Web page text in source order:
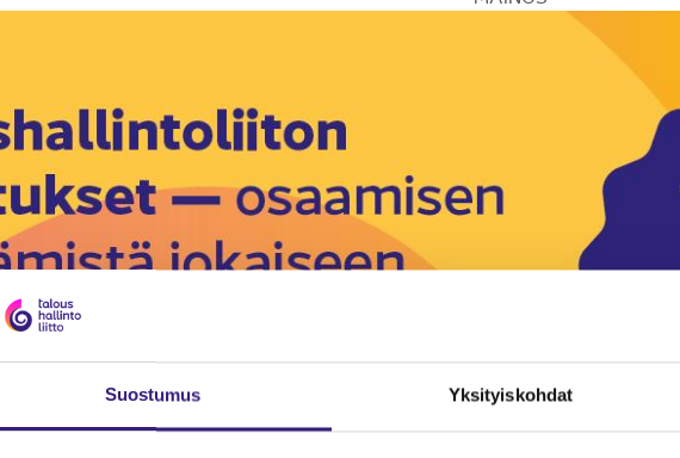
Suostumus Yksityiskohdat